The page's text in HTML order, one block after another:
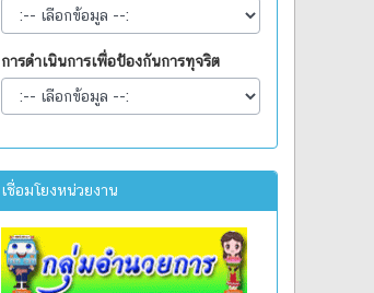
การดำเนินการเพื่อป้องกันการทุจริต
เชื่อมโยงหน่วยงาน